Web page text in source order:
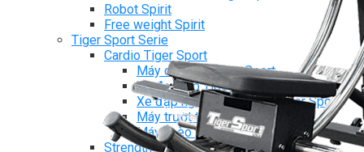
Robot Spirit
Free weight Spirit
Tiger Sport Serie
Cardio Tiger Sport
Máy chạy bộ Tiger Sport
Xe đạp tập Tiger Sport
Xe đạp ngồi có tựa lưng Tiger Sport
Máy trượt tuyết Tiger Sport
Máy chèo thuyền Tiger Sport
Strength Tiger Sport